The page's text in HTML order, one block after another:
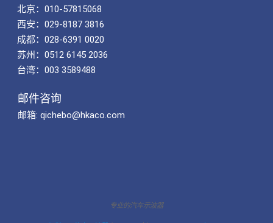
北京：010-57815068
西安：029-8187 3816
成都：028-6391 0020
苏州：0512 6145 2036
台湾：003 3589488
邮件咨询
邮箱: qichebo@hkaco.com
专业的汽车示波器